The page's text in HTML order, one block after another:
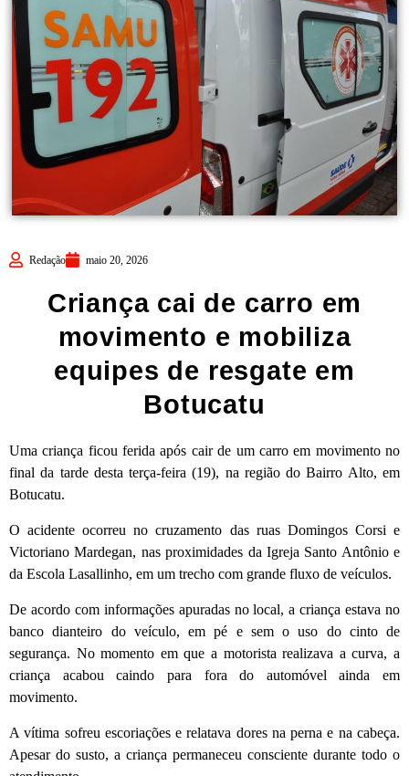
Redação maio 20, 2026
Criança cai de carro em
movimento e mobiliza
equipes de resgate em
Botucatu
Uma criança ficou ferida após cair de um carro em movimento no
final da tarde desta terça-feira (19), na região do Bairro Alto, em
Botucatu.
O acidente ocorreu no cruzamento das ruas Domingos Corsi e
Victoriano Mardegan, nas proximidades da Igreja Santo Antônio e
da Escola Lasallinho, em um trecho com grande fluxo de veículos.
De acordo com informações apuradas no local, a criança estava no
banco dianteiro do veículo, em pé e sem o uso do cinto de
segurança. No momento em que a motorista realizava a curva, a
criança acabou caindo para fora do automóvel ainda em
movimento.
A vítima sofreu escoriações e relatava dores na perna e na cabeça.
Apesar do susto, a criança permaneceu consciente durante todo o